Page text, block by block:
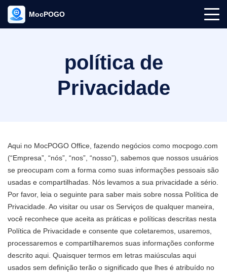
MocPOGO
política de
Privacidade
Aqui no MocPOGO Office, fazendo negócios como mocpogo.com
(“Empresa”, “nós”, “nos”, “nosso”), sabemos que nossos usuários
se preocupam com a forma como suas informações pessoais são
usadas e compartilhadas. Nós levamos a sua privacidade a sério.
Por favor, leia o seguinte para saber mais sobre nossa Política de
Privacidade. Ao visitar ou usar os Serviços de qualquer maneira,
você reconhece que aceita as práticas e políticas descritas nesta
Política de Privacidade e consente que coletaremos, usaremos,
processaremos e compartilharemos suas informações conforme
descrito aqui. Quaisquer termos em letras maiúsculas aqui
usados sem definição terão o significado que lhes é atribuído no